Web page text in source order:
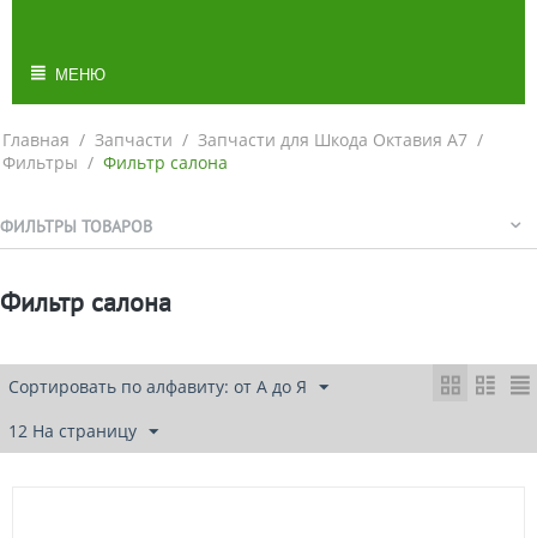
МЕНЮ
Главная / Запчасти / Запчасти для Шкода Октавия А7 /
Фильтры / Фильтр салона
ФИЛЬТРЫ ТОВАРОВ
Фильтр салона
Сортировать по алфавиту: от А до Я
12 На страницу